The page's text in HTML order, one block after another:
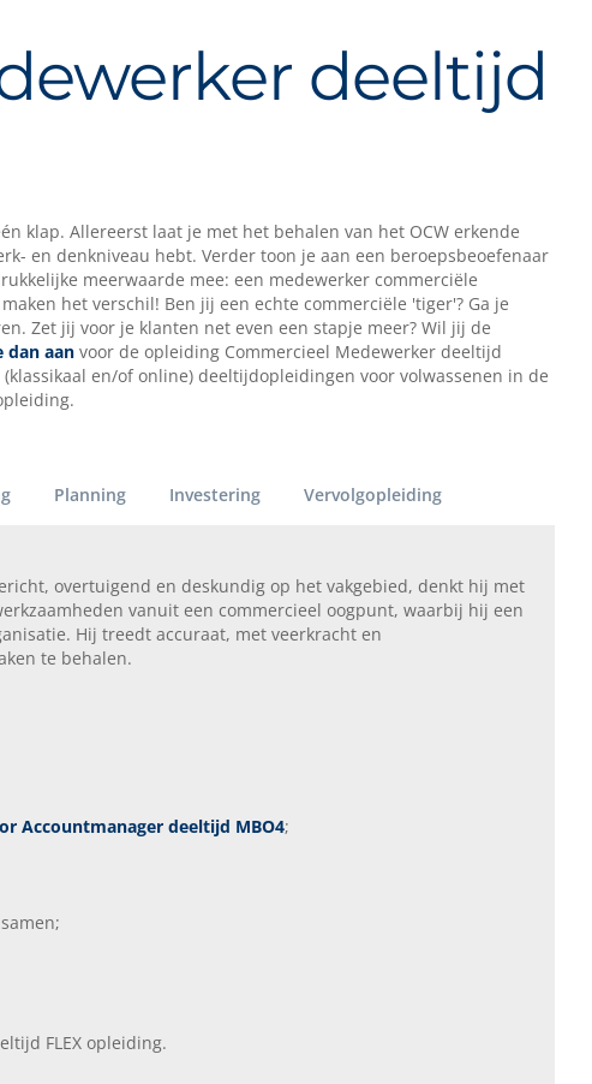
deeltijd
klap. Allereerst laat je met het behalen van het OCW erkende
en denkniveau hebt. Verder toon je aan een beroepsbeoefenaar
meerwaarde mee: een medewerker commerciële
het verschil! Ben jij een echte commerciële 'tiger'? Ga je
Zet jij voor je klanten net even een stapje meer? Wil jij de
dan aan voor de opleiding Commercieel Medewerker deeltijd
en/of online) deeltijdopleidingen voor volwassenen in de
Planning Investering Vervolgopleiding
overtuigend en deskundig op het vakgebied, denkt hij met
vanuit een commercieel oogpunt, waarbij hij een
Hij treedt accuraat, met veerkracht en
te behalen.
Accountmanager deeltijd MBO4;
FLEX opleiding.